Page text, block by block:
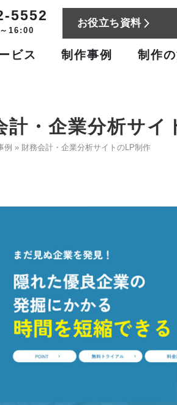
5552
16:00
お役立ち資料
ビス 制作事例 制作
計・企業分析サイ
例 » 財務会計・企業分析サイトのLP制作